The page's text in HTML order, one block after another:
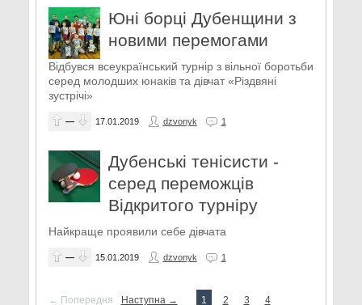
Юні борці Дубенщини з
новими перемогами
Відбувся всеукраїнський турнір з вільної боротьби
серед молодших юнаків та дівчат «Різдвяні
зустрічі»
— 17.01.2019 dzvonyk 1
Дубенські тенісисти -
серед переможців
Відкритого турніру
Найкраще проявили себе дівчата
— 15.01.2019 dzvonyk 1
← Попередня Наступна → 1 2 3
4